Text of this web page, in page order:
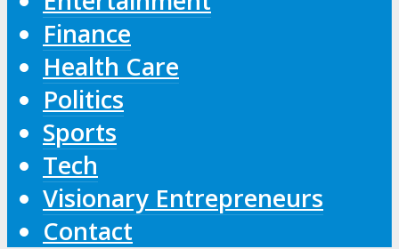
Finance
Health Care
Politics
Sports
Tech
Visionary Entrepreneurs
Contact